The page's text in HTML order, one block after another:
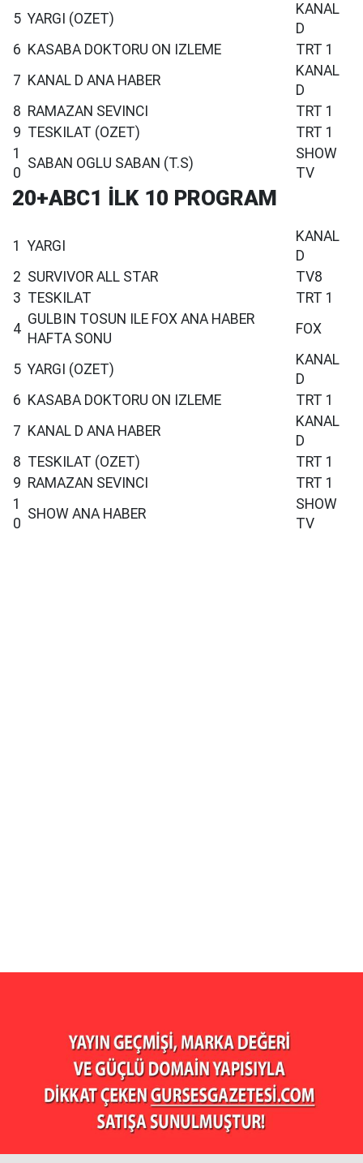
5 YARGI (OZET)
KANAL
D
6 KASABA DOKTORU ON IZLEME
TRT 1
7 KANAL D ANA HABER
KANAL
D
8 RAMAZAN SEVINCI
TRT 1
9 TESKILAT (OZET)
TRT 1
1
0
SABAN OGLU SABAN (T.S)
SHOW
TV
20+ABC1 İLK 10 PROGRAM
1 YARGI
KANAL
D
2 SURVIVOR ALL STAR
TV8
3 TESKILAT
TRT 1
4
GULBIN TOSUN ILE FOX ANA HABER
HAFTA SONU
FOX
5 YARGI (OZET)
KANAL
D
6 KASABA DOKTORU ON IZLEME
TRT 1
7 KANAL D ANA HABER
KANAL
D
8 TESKILAT (OZET)
TRT 1
9 RAMAZAN SEVINCI
TRT 1
1
0
SHOW ANA HABER
SHOW
TV